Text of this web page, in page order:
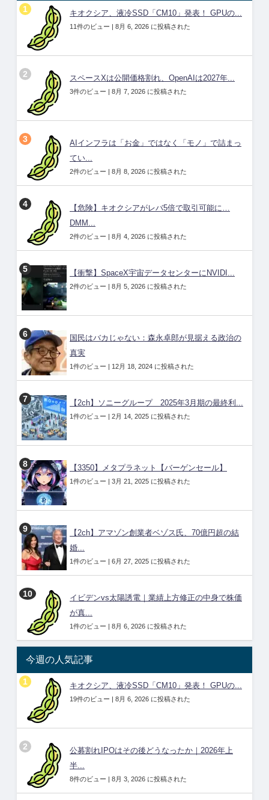
キオクシア、液冷SSD「CM10」発表！ GPUの...
11件のビュー | 8月 6, 2026 に投稿された
スペースXは公開価格割れ、OpenAIは2027年...
3件のビュー | 8月 7, 2026 に投稿された
AIインフラは「お金」ではなく「モノ」で詰まっ
てい...
2件のビュー | 8月 8, 2026 に投稿された
【危険】キオクシアがレバ5倍で取引可能に…
DMM...
2件のビュー | 8月 4, 2026 に投稿された
【衝撃】SpaceX宇宙データセンターにNVIDI...
2件のビュー | 8月 5, 2026 に投稿された
国民はバカじゃない：森永卓郎が見据える政治の
真実
1件のビュー | 12月 18, 2024 に投稿された
【2ch】ソニーグループ 2025年3月期の最終利...
1件のビュー | 2月 14, 2025 に投稿された
【3350】メタプラネット【バーゲンセール】
1件のビュー | 3月 21, 2025 に投稿された
【2ch】アマゾン創業者ベゾス氏、70億円超の結
婚...
1件のビュー | 6月 27, 2025 に投稿された
イビデンvs太陽誘電｜業績上方修正の中身で株価
が真...
1件のビュー | 8月 6, 2026 に投稿された
今週の人気記事
キオクシア、液冷SSD「CM10」発表！ GPUの...
19件のビュー | 8月 6, 2026 に投稿された
公募割れIPOはその後どうなったか｜2026年上
半...
8件のビュー | 8月 3, 2026 に投稿された